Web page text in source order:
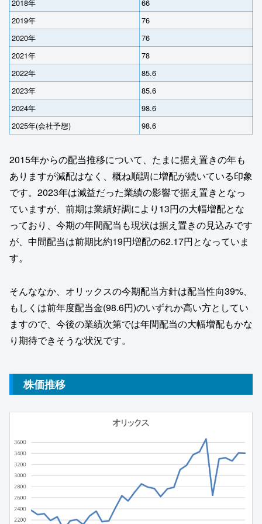
2018年
66
2019年
76
2020年
76
2021年
78
2022年
85.6
2023年
85.6
2024年
98.6
2025年(会社予想)
98.6
2015年からの配当推移について、たまに据え置きの年も
ありますが減配はなく、概ね順調に増配が続いている印象
です。2023年は減益だった業績の影響で据え置きとなっ
ていますが、前期は業績好調により13円の大幅増配とな
っており、今期の年間配当も現状は据え置きの見込みです
が、中間配当は前期比約19円増配の62.17円となっていま
す。
そんななか、オリックスの今期配当方針は配当性向39%、
もしくは前年度配当金(98.6円)のいずれか高い方としてい
ますので、今後の業績次第では年間配当の大幅増配もかな
り期待できそうな状況です。
株価推移